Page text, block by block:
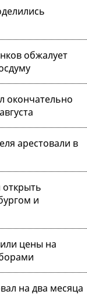
обжалует
окончательно
арестовали в
и
цены на
на два месяца